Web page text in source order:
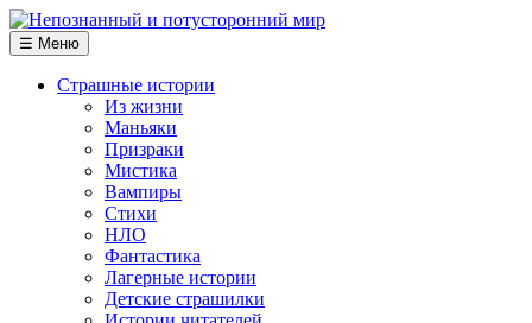
☰ Меню
Страшные истории
Из жизни
Маньяки
Призраки
Мистика
Вампиры
Стихи
НЛО
Фантастика
Лагерные истории
Детские страшилки